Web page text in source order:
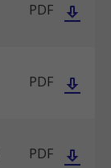
PDF
PDF
PDF